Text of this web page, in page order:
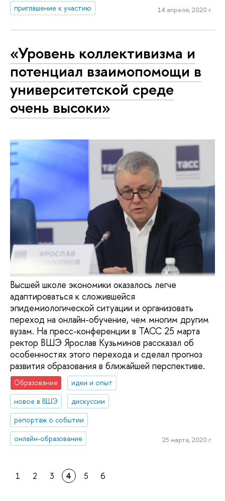
приглашение к участию
14 апреля, 2020 г.
«Уровень коллективизма и
потенциал взаимопомощи в
университетской среде
очень высоки»
Высшей школе экономики оказалось легче
адаптироваться к сложившейся
эпидемиологической ситуации и организовать
переход на онлайн-обучение, чем многим другим
вузам. На пресс-конференции в ТАСС 25 марта
ректор ВШЭ Ярослав Кузьминов рассказал об
особенностях этого перехода и сделал прогноз
развития образования в ближайшей перспективе.
Образование
идеи и опыт
новое в ВШЭ
дискуссии
репортаж о событии
онлайн-образование
25 марта, 2020 г.
1 2 3 4 5 6